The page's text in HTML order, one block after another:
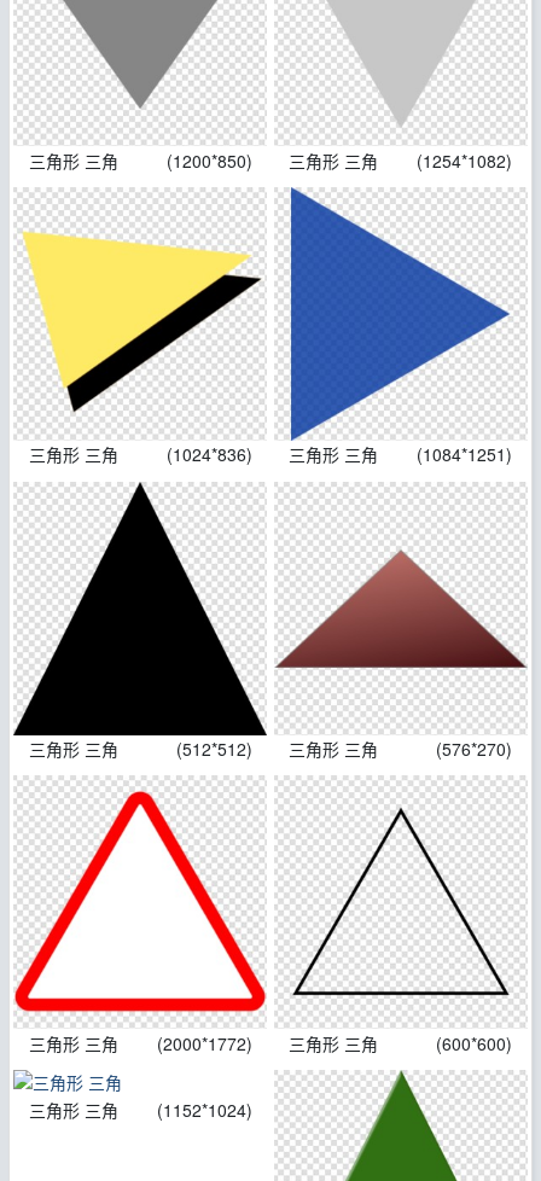
三角形 三角 (1200*850) 三角形 三角 (1254*1082)
三角形 三角 (1024*836) 三角形 三角 (1084*1251)
三角形 三角 (512*512) 三角形 三角 (576*270)
三角形 三角 (2000*1772) 三角形 三角 (600*600)
三角形 三角 (1152*1024)